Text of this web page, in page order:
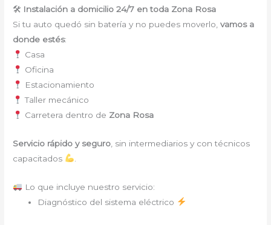
🛠 Instalación a domicilio 24/7 en toda Zona Rosa
Si tu auto quedó sin batería y no puedes moverlo,vamos a
donde estés:
Casa
Oficina
Estacionamiento
Taller mecánico
Carretera dentro de Zona Rosa
Servicio rápido y seguro , sin intermediarios y con técnicos
capacitados
Lo que incluye nuestro servicio:
Diagnóstico del sistema eléctrico